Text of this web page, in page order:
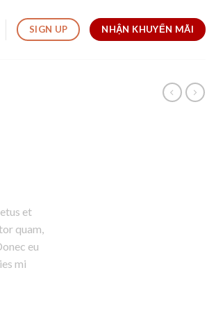
SIGN UP NHẬN KHUYẾN MÃI
et
quam,
eu
mi